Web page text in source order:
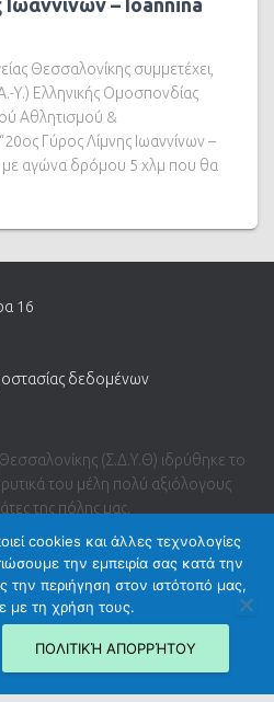
Ιωαννίνων – Ioannina
Θεσσαλονίκης συμμετέχει,
Υ.) Ελληνικής Ομοσπονδίας
Αθλητισμού &
Γύρος Λίμνης Ιωαννίνων –
με αγώνα δρόμου 5 χλμ που θα
16
δεδομένων
(Σ.Δ.Υ.Θ) ιδρύθηκε το
του μέλη πολύ αξιόλογους
της πόλης μας.
cookies και άλλες τεχνολογίες
την εμπειρία σας κατά την
την περιήγηση στον ιστότοπό μας,
με τη χρήση τους.
ΠΟΛΙΤΙΚΉ ΑΠΟΡΡΉΤΟΥ